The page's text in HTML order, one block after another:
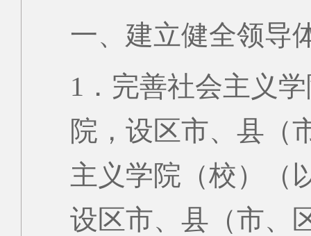
一、建立健全领导
1．完善社会主义
院，设区市、县（
主义学院（校）（
设区市、县（市、